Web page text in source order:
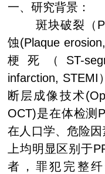
一、研究背景：
斑块破裂（
蚀(Plaque
梗死（ ST-
infarction, STEMI
断层成像技术
OCT)是在体检测
在人口学、危险
上均明显区别于
者，罪犯完整